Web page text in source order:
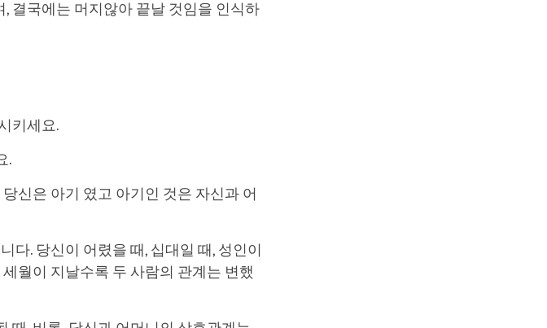
결국에는 머지않아 끝날 것임을 인식하
키세요.
.
신은 아기 였고 아기인 것은 자신과 어
다. 당신이 어렸을 때, 십대일 때, 성인이
월이 지날수록 두 사람의 관계는 변했